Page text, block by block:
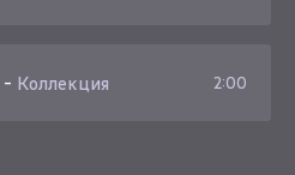
- Коллекция 2:00